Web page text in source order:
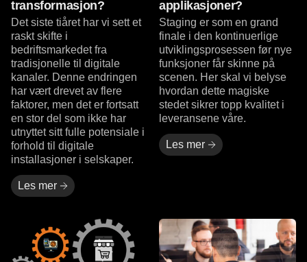
transformasjon?
Det siste tiåret har vi sett et
raskt skifte i
bedriftsmarkedet fra
tradisjonelle til digitale
kanaler. Denne endringen
har vært drevet av flere
faktorer, men det er fortsatt
en stor del som ikke har
utnyttet sitt fulle potensiale i
forhold til digitale
installasjoner i selskaper.
Les mer
applikasjoner?
Staging er som en grand
finale i den kontinuerlige
utviklingsprosessen før nye
funksjoner får skinne på
scenen. Her skal vi belyse
hvordan dette magiske
stedet sikrer topp kvalitet i
leveransene våre.
Les mer
Les mer Les mer